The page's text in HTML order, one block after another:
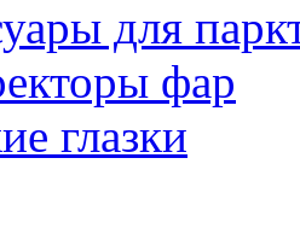
для
фар
глазки